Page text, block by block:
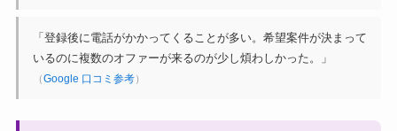
「登録後に電話がかかってくることが多い。希望案件が決まって
いるのに複数のオファーが来るのが少し煩わしかった。」
（Google 口コミ参考）